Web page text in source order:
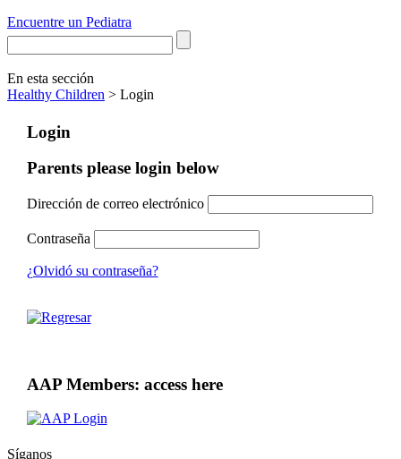
Encuentre un Pediatra
En esta sección
Healthy Children > Login
Login
Parents please login below
Dirección de correo electrónico
Contraseña
¿Olvidó su contraseña?
AAP Members: access here
Síganos